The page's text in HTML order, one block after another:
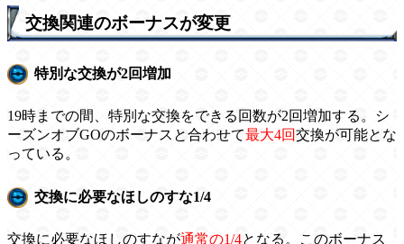
交換関連のボーナスが変更
特別な交換が2回増加
19時までの間、特別な交換をできる回数が2回増加する。シ
ーズンオブGOのボーナスと合わせて最大4回交換が可能とな
っている。
交換に必要なほしのすな1/4
交換に必要なほしのすなが通常の1/4となる。このボーナス